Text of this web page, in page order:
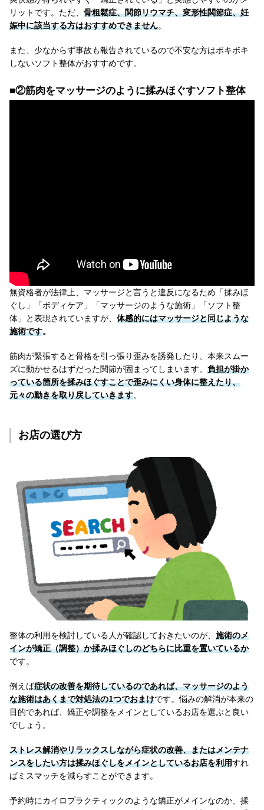
リットです。ただ、 骨粗鬆症、関節リウマチ、変形性関節症、妊
娠中に該当する方はおすすめできません。
また、少なからず事故も報告されているので不安な方はボキボキ
しないソフト整体がおすすめです。
■②筋肉をマッサージのように揉みほぐすソフト整体
無資格者が法律上、マッサージと言うと違反になるため「揉みほ
ぐし」「ボディケア」「マッサージのような施術」「ソフト整
体」と表現されていますが、 体感的にはマッサージと同じような
施術です。
筋肉が緊張すると骨格を引っ張り歪みを誘発したり、本来スムー
ズに動かせるはずだった関節が固まってしまいます。 負担が掛か
っている箇所を揉みほぐすことで歪みにくい身体に整えたり、
元々の動きを取り戻していきます。
お店の選び方
整体の利用を検討している人が確認しておきたいのが、 施術のメ
インが矯正（調整）か揉みほぐしのどちらに比重を置いているか
です。
例えば症状の改善を期待しているのであれば、マッサージのよう
な施術はあくまで対処法の1つでおまけです。悩みの解消が本来の
目的であれば、矯正や調整をメインとしているお店を選ぶと良い
でしょう。
ストレス解消やリラックスしながら症状の改善、またはメンテナ
ンスをしたい方は揉みほぐしをメインとしているお店を利用すれ
ばミスマッチを減らすことができます。
予約時にカイロプラクティックのような矯正がメインなのか、揉